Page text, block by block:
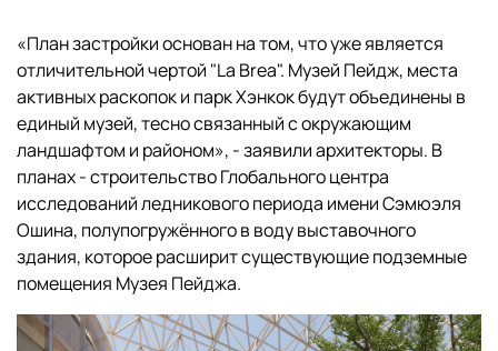
«План застройки основан на том, что уже является
отличительной чертой "La Brea". Музей Пейдж, места
активных раскопок и парк Хэнкок будут объединены в
единый музей, тесно связанный с окружающим
ландшафтом и районом», - заявили архитекторы. В
планах - строительство Глобального центра
исследований ледникового периода имени Сэмюэля
Ошина, полупогружённого в воду выставочного
здания, которое расширит существующие подземные
помещения Музея Пейджа.